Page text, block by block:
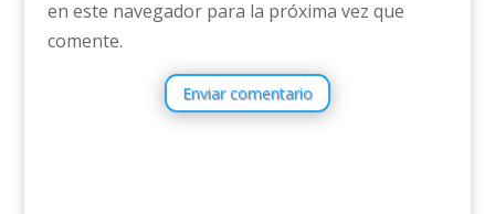
en este navegador para la próxima vez que
comente.
Enviar comentario